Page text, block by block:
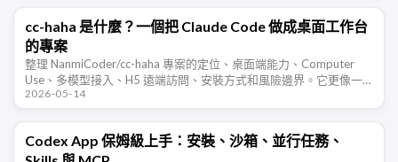
cc-haha 是什麼？一個把 Claude Code 做成桌面工作台
的專案
整理 NanmiCoder/cc-haha 專案的定位、桌面端能力、Computer
Use、多模型接入、H5 遠端訪問、安裝方式和風險邊界。它更像一
個 Claude Code 桌面工作台，而不只是命 …
2026-05-14
Codex App 保姆級上手：安裝、沙箱、並行任務、